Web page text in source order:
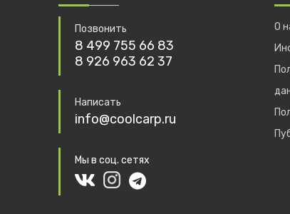
Позвонить
8 499 755 66 83
8 926 963 62 37
Написать
info@coolcarp.ru
Мы в соц. сетях
О